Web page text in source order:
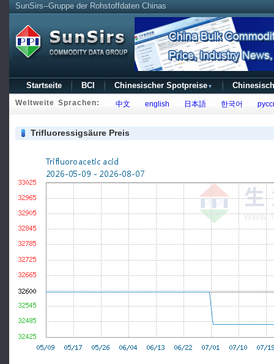
SunSirs--Gruppe der Rohstoffdaten Chinas
Startseite BCI Chinesischer Spotpreise ▼
Weltweite Sprachen: 中文 english 日本語 한국어
Trifluoressigsäure Preis